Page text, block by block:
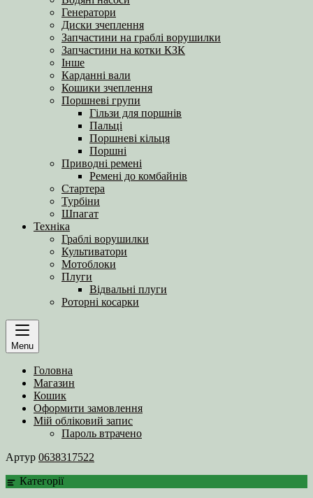
Генератори
Диски зчеплення
Запчастини на граблі ворушилки
Запчастини на котки КЗК
Інше
Карданні вали
Кошики зчеплення
Поршневі групи
Гільзи для поршнів
Пальці
Поршневі кільця
Поршні
Приводні ремені
Ремені до комбайнів
Стартера
Турбіни
Шпагат
Техніка
Граблі ворушилки
Культиватори
Мотоблоки
Плуги
Відвальні плуги
Роторні косарки
Menu
Головна
Магазин
Кошик
Оформити замовлення
Мій обліковий запис
Пароль втрачено
Артур 0638317522
Категорії